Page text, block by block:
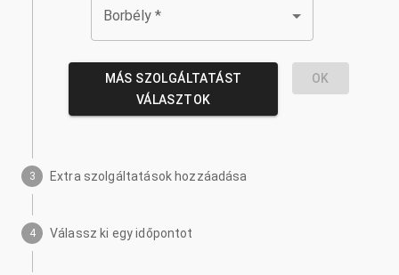
Borbély *
MÁS SZOLGÁLTATÁST
VÁLASZTOK
OK
3 Extra szolgáltatások hozzáadása
4 Válassz ki egy időpontot